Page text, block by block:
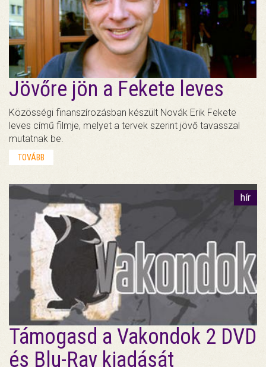
Jövőre jön a Fekete leves
Közösségi finanszírozásban készült Novák Erik Fekete
leves című filmje, melyet a tervek szerint jövő tavasszal
mutatnak be.
TOVÁBB
hír
Támogasd a Vakondok 2 DVD
és Blu-Ray kiadását